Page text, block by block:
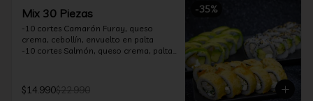
-35%
Mix 30 Piezas
-10 cortes Camarón Furay, queso
crema, cebollín, envuelto en palta
-10 cortes Salmón, queso crema, palta,
cebollín, frito en tempura
*Incluye 2 soya 30ml / 2 palitos / 1 salsa
$14.990$22.990